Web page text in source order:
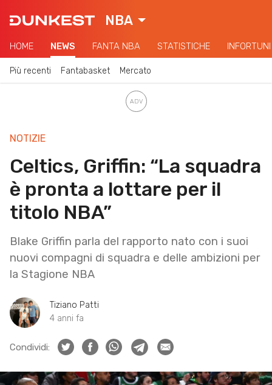
NBA
HOME NEWS FANTA NBA STATISTICHE INFORTUNI
Più recenti Fantabasket Mercato
NOTIZIE
Celtics, Griffin: “La squadra
è pronta a lottare per il
titolo NBA”
Blake Griffin parla del rapporto nato con i suoi
nuovi compagni di squadra e delle ambizioni per
la Stagione NBA
Tiziano Patti
4 anni fa
Condividi: